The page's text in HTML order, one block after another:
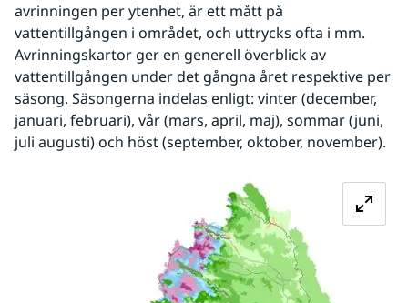
avrinningen per ytenhet, är ett mått på
vattentillgången i området, och uttrycks ofta i mm.
Avrinningskartor ger en generell överblick av
vattentillgången under det gångna året respektive per
säsong. Säsongerna indelas enligt: vinter (december,
januari, februari), vår (mars, april, maj), sommar (juni,
juli augusti) och höst (september, oktober, november).